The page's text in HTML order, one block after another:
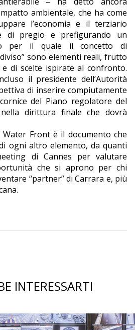
ambientale, che ha come
l’economia e il terziario
di pregio e prefigurando un
per il quale il concetto di
sono elementi reali, frutto
e di scelte ispirate al confronto.
il presidente dell’Autorità
di inserire compiutamente
del Piano regolatore del
dirittura finale che dovrà
Water Front è il documento che
ogni altro elemento, da quanti
di Cannes per valutare
che si aprono per chi
“partner” di Carrara e, più
INTERESSARTI